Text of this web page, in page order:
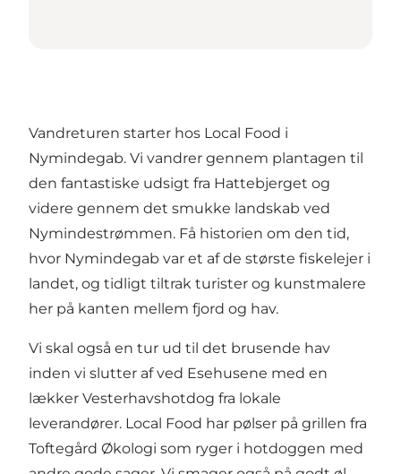
Vandreturen starter hos Local Food i
Nymindegab. Vi vandrer gennem plantagen til
den fantastiske udsigt fra Hattebjerget og
videre gennem det smukke landskab ved
Nymindestrømmen. Få historien om den tid,
hvor Nymindegab var et af de største fiskelejer i
landet, og tidligt tiltrak turister og kunstmalere
her på kanten mellem fjord og hav.
Vi skal også en tur ud til det brusende hav
inden vi slutter af ved Esehusene med en
lækker Vesterhavshotdog fra lokale
leverandører. Local Food har pølser på grillen fra
Toftegård Økologi som ryger i hotdoggen med